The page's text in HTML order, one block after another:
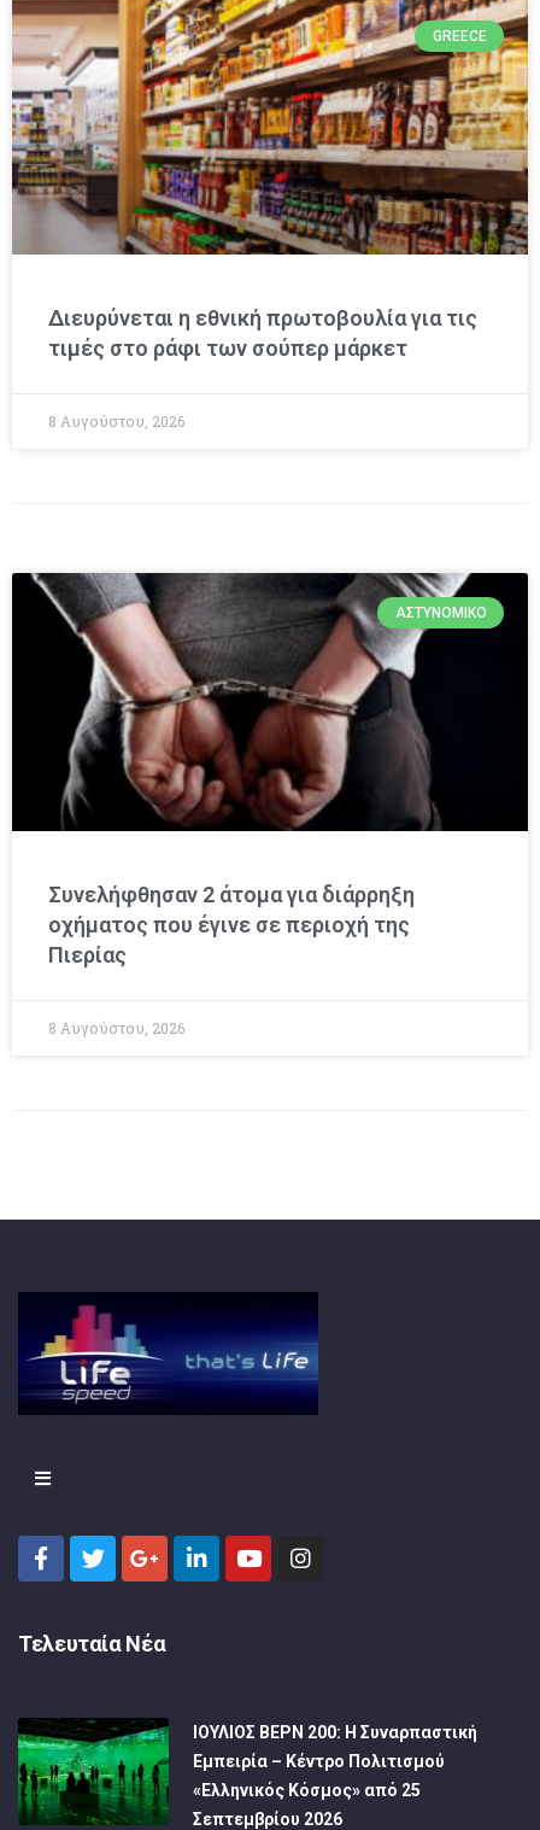
GREECE
Διευρύνεται η εθνική πρωτοβουλία για τις
τιμές στο ράφι των σούπερ μάρκετ
8 Αυγούστου, 2026
ΑΣΤΥΝΟΜΙΚΌ
Συνελήφθησαν 2 άτομα για διάρρηξη
οχήματος που έγινε σε περιοχή της
Πιερίας
8 Αυγούστου, 2026
Τελευταία Νέα
ΙΟΥΛΙΟΣ ΒΕΡΝ 200: Η Συναρπαστική
Εμπειρία – Κέντρο Πολιτισμού
«Ελληνικός Κόσμος» από 25
Σεπτεμβρίου 2026